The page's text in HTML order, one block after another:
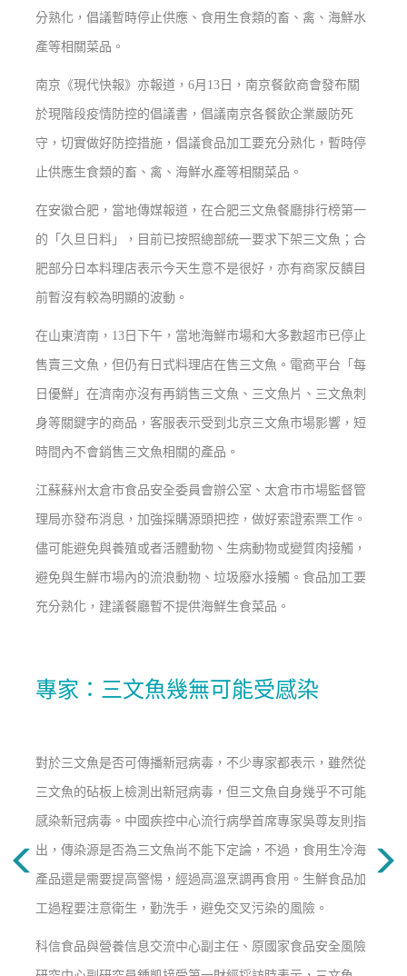
分熟化，倡議暫時停止供應、食用生食類的畜、禽、海鮮水
產等相關菜品。
南京《現代快報》亦報道，6月13日，南京餐飲商會發布關
於現階段疫情防控的倡議書，倡議南京各餐飲企業嚴防死
守，切實做好防控措施，倡議食品加工要充分熟化，暫時停
止供應生食類的畜、禽、海鮮水產等相關菜品。
在安徽合肥，當地傳媒報道，在合肥三文魚餐廳排行榜第一
的「久旦日料」，目前已按照總部統一要求下架三文魚；合
肥部分日本料理店表示今天生意不是很好，亦有商家反饋目
前暫沒有較為明顯的波動。
在山東濟南，13日下午，當地海鮮市場和大多數超市已停止
售賣三文魚，但仍有日式料理店在售三文魚。電商平台「每
日優鮮」在濟南亦沒有再銷售三文魚、三文魚片、三文魚刺
身等關鍵字的商品，客服表示受到北京三文魚市場影響，短
時間內不會銷售三文魚相關的產品。
江蘇蘇州太倉市食品安全委員會辦公室、太倉市市場監督管
理局亦發布消息，加強採購源頭把控，做好索證索票工作。
儘可能避免與養殖或者活體動物、生病動物或變質肉接觸，
避免與生鮮市場內的流浪動物、垃圾廢水接觸。食品加工要
充分熟化，建議餐廳暫不提供海鮮生食菜品。
專家：三文魚幾無可能受感染
對於三文魚是否可傳播新冠病毒，不少專家都表示，雖然從
三文魚的砧板上檢測出新冠病毒，但三文魚自身幾乎不可能
感染新冠病毒。中國疾控中心流行病學首席專家吳尊友則指
出，傳染源是否為三文魚尚不能下定論，不過，食用生冷海
產品還是需要提高警惕，經過高溫烹調再食用。生鮮食品加
工過程要注意衛生，勤洗手，避免交叉污染的風險。
科信食品與營養信息交流中心副主任、原國家食品安全風險